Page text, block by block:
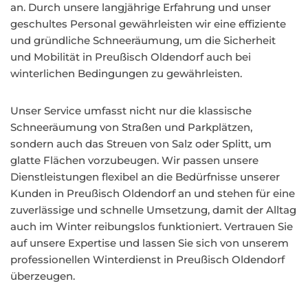
an. Durch unsere langjährige Erfahrung und unser
geschultes Personal gewährleisten wir eine effiziente
und gründliche Schneeräumung, um die Sicherheit
und Mobilität in Preußisch Oldendorf auch bei
winterlichen Bedingungen zu gewährleisten.
Unser Service umfasst nicht nur die klassische
Schneeräumung von Straßen und Parkplätzen,
sondern auch das Streuen von Salz oder Splitt, um
glatte Flächen vorzubeugen. Wir passen unsere
Dienstleistungen flexibel an die Bedürfnisse unserer
Kunden in Preußisch Oldendorf an und stehen für eine
zuverlässige und schnelle Umsetzung, damit der Alltag
auch im Winter reibungslos funktioniert. Vertrauen Sie
auf unsere Expertise und lassen Sie sich von unserem
professionellen Winterdienst in Preußisch Oldendorf
überzeugen.